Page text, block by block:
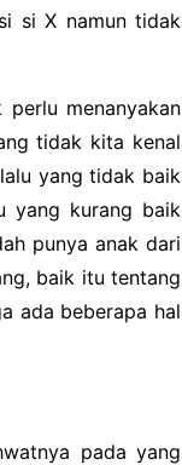
si X namun tidak
menanyakan
tidak kita kenal
yang tidak baik
yang kurang baik
punya anak dari
baik itu tentang
ada beberapa hal
pada yang